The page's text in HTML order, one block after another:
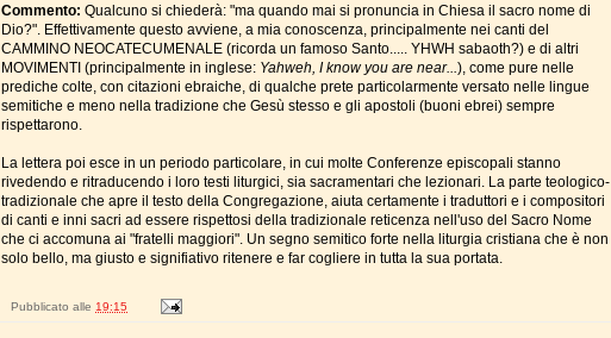
Commento: Qualcuno si chiederà: "ma quando mai si pronuncia in Chiesa il sacro nome di
Dio?". Effettivamente questo avviene, a mia conoscenza, principalmente nei canti del
CAMMINO NEOCATECUMENALE (ricorda un famoso Santo..... YHWH sabaoth?) e di altri
MOVIMENTI (principalmente in inglese: Yahweh, I know you are near... ), come pure nelle
prediche colte, con citazioni ebraiche, di qualche prete particolarmente versato nelle lingue
semitiche e meno nella tradizione che Gesù stesso e gli apostoli (buoni ebrei) sempre
rispettarono.
La lettera poi esce in un periodo particolare, in cui molte Conferenze episcopali stanno
rivedendo e ritraducendo i loro testi liturgici, sia sacramentari che lezionari. La parte teologico-
tradizionale che apre il testo della Congregazione, aiuta certamente i traduttori e i compositori
di canti e inni sacri ad essere rispettosi della tradizionale reticenza nell'uso del Sacro Nome
che ci accomuna ai "fratelli maggiori". Un segno semitico forte nella liturgia cristiana che è non
solo bello, ma giusto e signifiativo ritenere e far cogliere in tutta la sua portata.
Pubblicato alle 19:15